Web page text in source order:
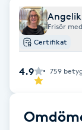
Fotvård
Fransar
Frisör
Certifikat
4.9 759